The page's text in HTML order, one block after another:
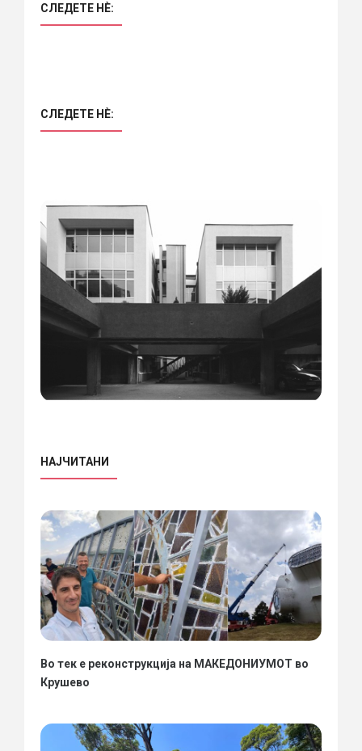
СЛЕДЕТЕ НÈ:
СЛЕДЕТЕ НÈ:
НАЈЧИТАНИ
Во тек е реконструкција на МАКЕДОНИУМОТ во
Крушево